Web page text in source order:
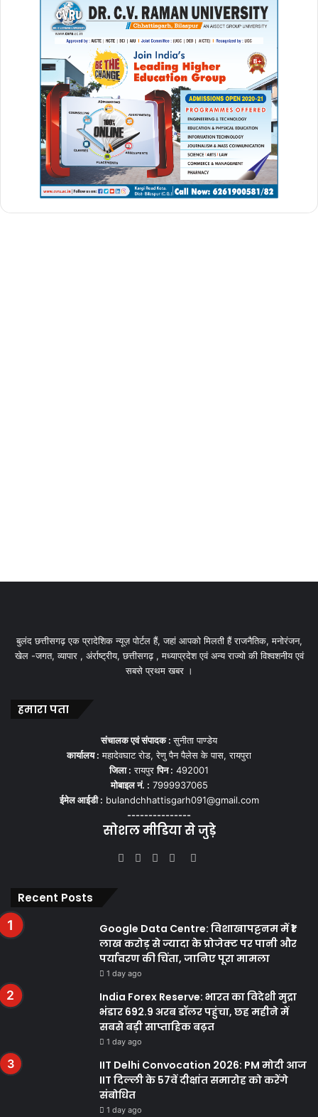
pm aawas pm aawas yojana
pm aawas yojana 2025
pm aawas yojana registration
pm aawas yojana registration start 2024
pm aawas yojana registration start 2025
pm awas yojana pm awas yojana 2025
pm awas yojana gramin apply online
बुलंद छत्तीसगढ़ एक प्रादेशिक न्यूज़ पोर्टल हैं, जहां आपको मिलती हैं राजनैतिक, मनोरंजन,
खेल -जगत, व्यापार , अंर्राष्ट्रीय, छत्तीसगढ़ , मध्याप्रदेश एवं अन्य राज्यो की विश्वशनीय एवं
सबसे प्रथम खबर ।
हमारा पता
संचालक एवं संपादक :सुनीता पाण्डेय
कार्यालय : महादेवघाट रोड, रेणु पैन पैलेस के पास, रायपुरा
जिला : रायपुरपिन : 492001
मोबाइल नं. : 7999937065
ईमेल आईडी : bulandchhattisgarh091@gmail.com
---------------
सोशल मीडिया से जुड़े
Facebook
TwitterYouTubeInstagram
WhatsApp
Recent Posts
Google Data Centre: विशाखापट्टनम में ₹1
लाख करोड़ से ज्यादा के प्रोजेक्ट पर पानी और
पर्यावरण की चिंता, जानिए पूरा मामला
1 day ago
India Forex Reserve: भारत का विदेशी मुद्रा
भंडार 692.9 अरब डॉलर पहुंचा, छह महीने में
सबसे बड़ी साप्ताहिक बढ़त
1 day ago
IIT Delhi Convocation 2026: PM मोदी आज
IIT दिल्ली के 57वें दीक्षांत समारोह को करेंगे
संबोधित
1 day ago